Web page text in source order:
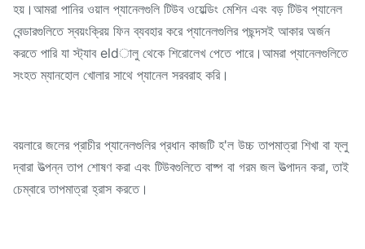
হয়।আমরা পানির ওয়াল প্যানেলগুলি টিউব ওয়েল্ডিং মেশিন এবং বড় টিউব প্যানেল
বেন্ডারগুলিতে স্বয়ংক্রিয় ফিন ব্যবহার করে প্যানেলগুলির পছন্দসই আকার অর্জন
করতে পারি যা স্ট্যাব eldালু থেকে শিরোলেখ পেতে পারে।আমরা প্যানেলগুলিতে
সংহত ম্যানহোল খোলার সাথে প্যানেল সরবরাহ করি।
বয়লারে জলের প্রাচীর প্যানেলগুলির প্রধান কাজটি হ'ল উচ্চ তাপমাত্রা শিখা বা ফ্লু
দ্বারা উত্পন্ন তাপ শোষণ করা এবং টিউবগুলিতে বাষ্প বা গরম জল উত্পাদন করা, তাই
চেম্বারে তাপমাত্রা হ্রাস করতে।